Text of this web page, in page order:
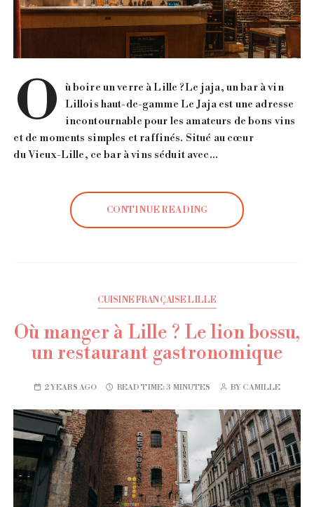
O
ù boire un verre à Lille ?Le jaja, un bar à vin
Lillois haut-de-gamme Le Jaja est une adresse
incontournable pour les amateurs de bons vins
et de moments simples et raffinés. Situé au cœur
du Vieux-Lille, ce bar à vins séduit avec…
CONTINUE READING
CUISINE FRANÇAISE LILLE
Où manger à Lille ? Le lion bossu,
un restaurant gastronomique
2 YEARS AGO READ TIME:3 MINUTES BY CAMILLE